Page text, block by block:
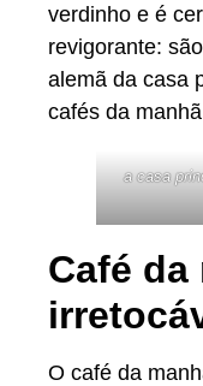
verdinho e é
revigorante:
alemã da casa
cafés da
a casa
Café da
O café da